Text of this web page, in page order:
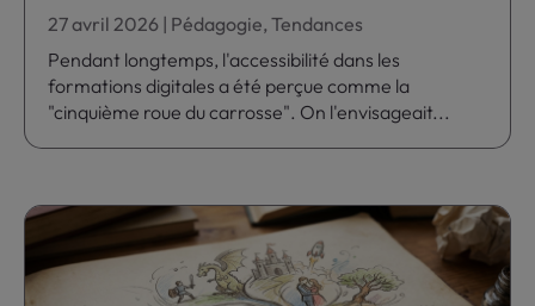
27 avril 2026 | Pédagogie,Tendances
Pendant longtemps, l'accessibilité dans les
formations digitales a été perçue comme la
"cinquième roue du carrosse". On l'envisageait...